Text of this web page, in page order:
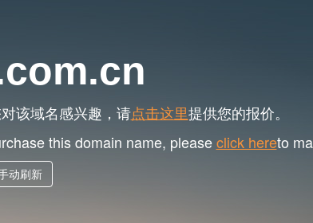
该域名感兴趣，请点击这里提供您的报价。
this domain name, pleaseclick hereto
动刷新